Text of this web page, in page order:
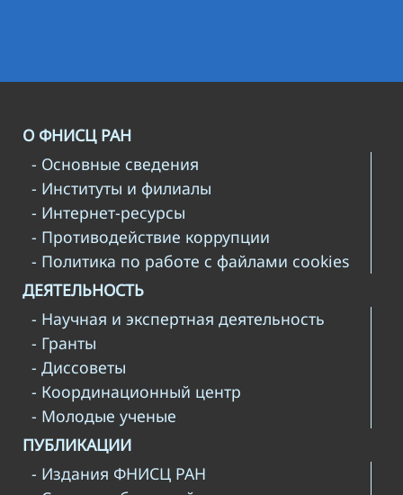
О ФНИСЦ РАН
- Основные сведения
- Институты и филиалы
- Интернет-ресурсы
- Противодействие коррупции
- Политика по работе с файлами cookies
ДЕЯТЕЛЬНОСТЬ
- Научная и экспертная деятельность
- Гранты
- Диссоветы
- Координационный центр
- Молодые ученые
ПУБЛИКАЦИИ
- Издания ФНИСЦ РАН